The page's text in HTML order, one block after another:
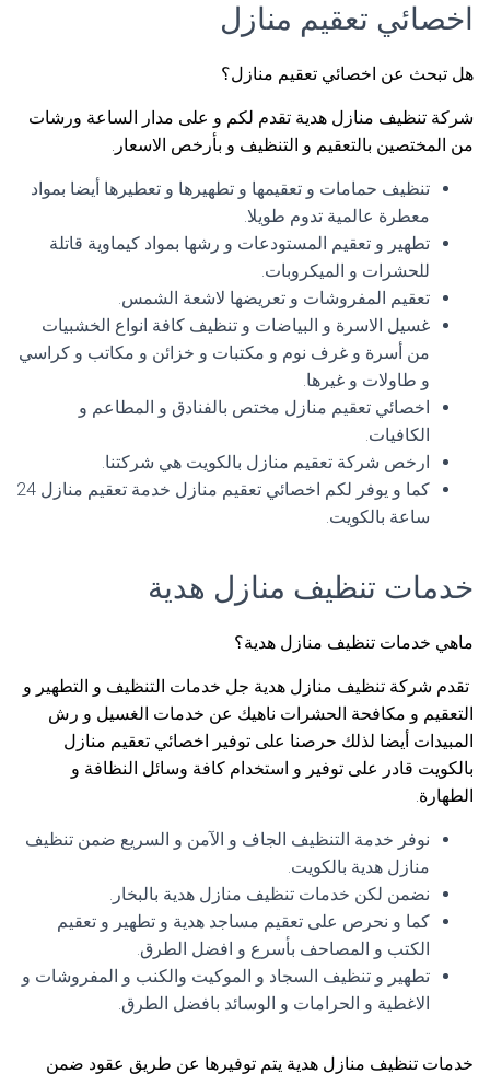
اخصائي تعقيم منازل
هل تبحث عن اخصائي تعقيم منازل؟
شركة تنظيف منازل هدية تقدم لكم و على مدار الساعة ورشات
من المختصين بالتعقيم و التنظيف و بأرخص الاسعار.
تنظيف حمامات و تعقيمها و تطهيرها و تعطيرها أيضا بمواد
معطرة عالمية تدوم طويلا.
تطهير و تعقيم المستودعات و رشها بمواد كيماوية قاتلة
للحشرات و الميكروبات.
تعقيم المفروشات و تعريضها لاشعة الشمس.
غسيل الاسرة و البياضات و تنظيف كافة انواع الخشبيات
من أسرة و غرف نوم و مكتبات و خزائن و مكاتب و كراسي
و طاولات و غيرها.
اخصائي تعقيم منازل مختص بالفنادق و المطاعم و
الكافيات.
ارخص شركة تعقيم منازل بالكويت هي شركتنا.
كما و يوفر لكم اخصائي تعقيم منازل خدمة تعقيم منازل 24
ساعة بالكويت.
خدمات تنظيف منازل هدية
ماهي خدمات تنظيف منازل هدية؟
تقدم شركة تنظيف منازل هدية جل خدمات التنظيف و التطهير و
التعقيم و مكافحة الحشرات ناهيك عن خدمات الغسيل و رش
المبيدات أيضا لذلك حرصنا على توفير اخصائي تعقيم منازل
بالكويت قادر على توفير و استخدام كافة وسائل النظافة و
الطهارة.
نوفر خدمة التنظيف الجاف و الآمن و السريع ضمن تنظيف
منازل هدية بالكويت.
نضمن لكن خدمات تنظيف منازل هدية بالبخار.
كما و نحرص على تعقيم مساجد هدية و تطهير و تعقيم
الكتب و المصاحف بأسرع و افضل الطرق.
تطهير و تنظيف السجاد و الموكيت والكنب و المفروشات و
الاغطية و الحرامات و الوسائد بافضل الطرق.
خدمات تنظيف منازل هدية يتم توفيرها عن طريق عقود ضمن